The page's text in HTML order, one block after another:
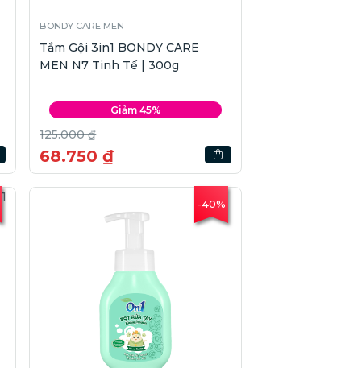
BONDY CARE MEN
Tắm Gội 3in1 BONDY CARE
MEN N7 Tinh Tế | 300g
Giảm 45%
125.000 ₫
68.750 ₫
-40%